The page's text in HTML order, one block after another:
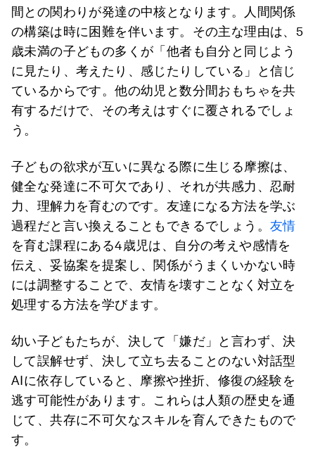
間との関わりが発達の中核となります。人間関係
の構築は時に困難を伴います。その主な理由は、5
歳未満の子どもの多くが「他者も自分と同じよう
に見たり、考えたり、感じたりしている」と信じ
ているからです。他の幼児と数分間おもちゃを共
有するだけで、その考えはすぐに覆されるでしょ
う。
子どもの欲求が互いに異なる際に生じる摩擦は、
健全な発達に不可欠であり、それが共感力、忍耐
力、理解力を育むのです。友達になる方法を学ぶ
過程だと言い換えることもできるでしょう。 友情
を育む課程にある4歳児は、自分の考えや感情を
伝え、妥協案を提案し、関係がうまくいかない時
には調整することで、友情を壊すことなく対立を
処理する方法を学びます。
幼い子どもたちが、決して「嫌だ」と言わず、決
して誤解せず、決して立ち去ることのない対話型
AIに依存していると、摩擦や挫折、修復の経験を
逃す可能性があります。これらは人類の歴史を通
じて、共存に不可欠なスキルを育んできたもので
す。